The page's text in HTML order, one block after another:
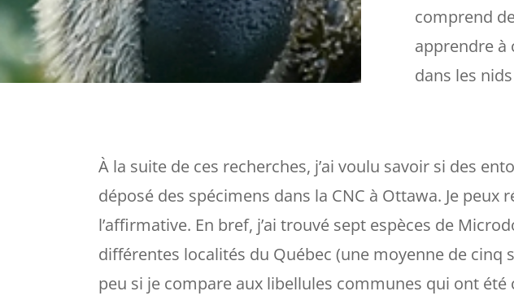
comprend
apprendre à
dans les
À la suite de ces recherches, j’ai voulu savoir si des
déposé des spécimens dans la CNC à Ottawa. Je peux
l’affirmative. En bref, j’ai trouvé sept espèces de
différentes localités du Québec (une moyenne de cinq
peu si je compare aux libellules communes qui ont été